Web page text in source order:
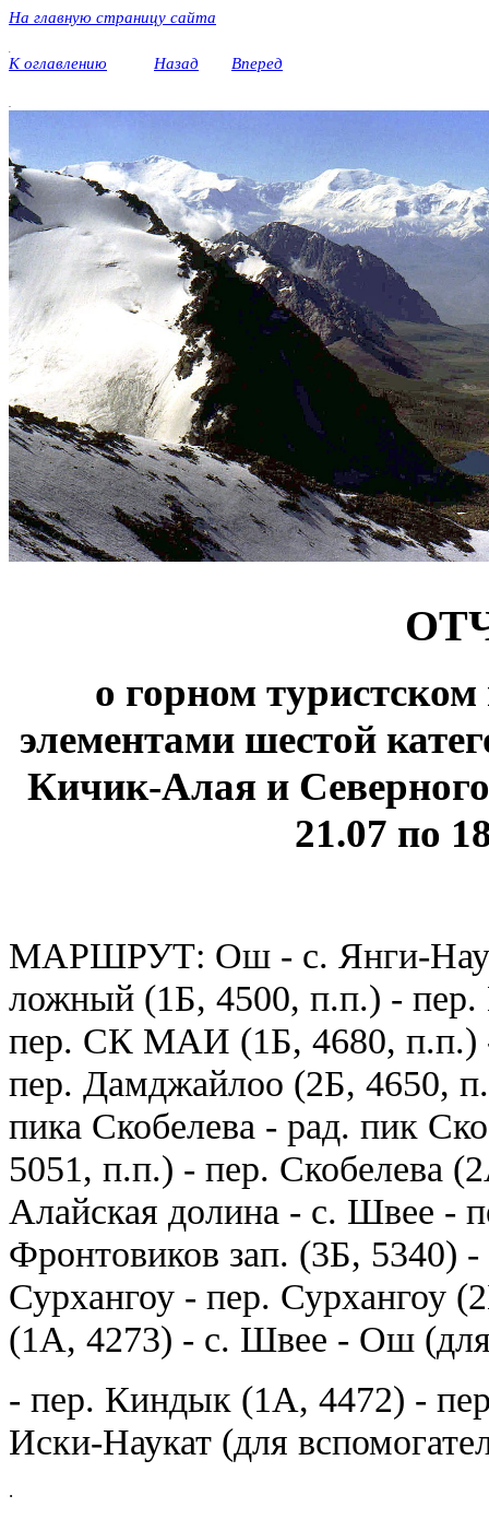
На главную страницу сайта
.
К оглавлению Назад Вперед
.
о горном
элементами шестой
Кичик-Алая и
21.07 по
МАРШРУТ: Ош - с. Янги-
ложный (1Б, 4500, п.п.) -
пер. СК МАИ (1Б, 4680, п.п.)
пер. Дамджайлоо (2Б, 4650,
пика Скобелева - рад. пик
5051, п.п.) - пер. Скобелева
Алайская долина - с. Швее -
Фронтовиков зап. (3Б, 5340)
Сурхангоу - пер. Сурхангоу
(1А, 4273) - с. Швее - Ош
- пер. Киндык (1А, 4472) -
Иски-Наукат (для
.